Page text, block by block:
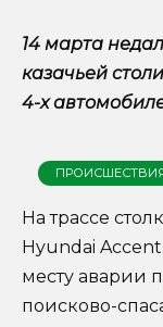
14 марта
казачьей
4-х
На трассе
Hyundai
месту аварии
поисково-